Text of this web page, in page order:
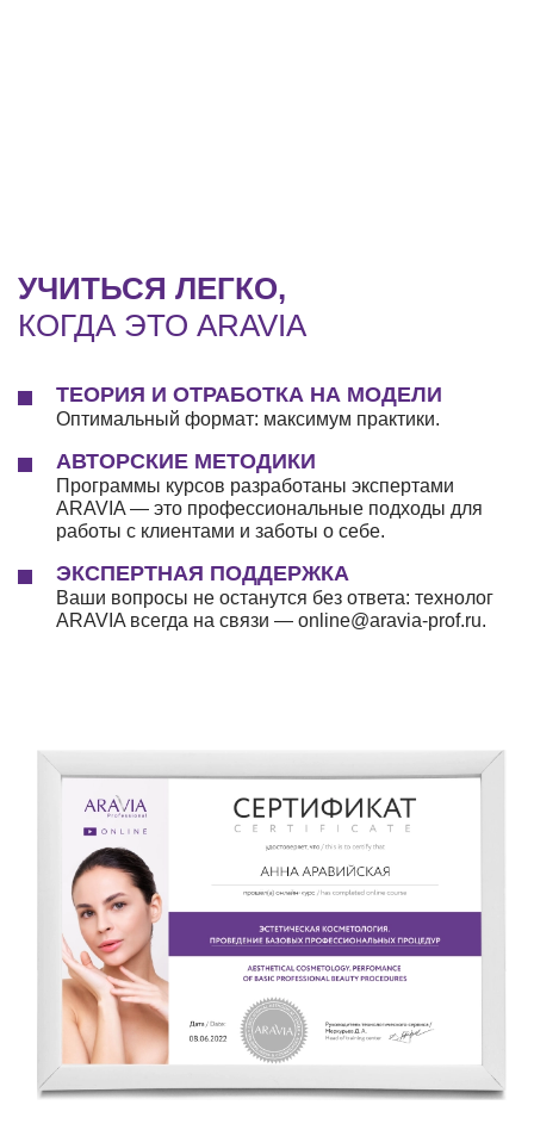
УЧИТЬСЯ ЛЕГКО,
КОГДА ЭТО ARAVIA
ТЕОРИЯ И ОТРАБОТКА НА МОДЕЛИ
Оптимальный формат: максимум практики.
АВТОРСКИЕ МЕТОДИКИ
Программы курсов разработаны экспертами
ARAVIA — это профессиональные подходы для
работы с клиентами и заботы о себе.
ЭКСПЕРТНАЯ ПОДДЕРЖКА
Ваши вопросы не останутся без ответа: технолог
ARAVIA всегда на связи — online@aravia-prof.ru.